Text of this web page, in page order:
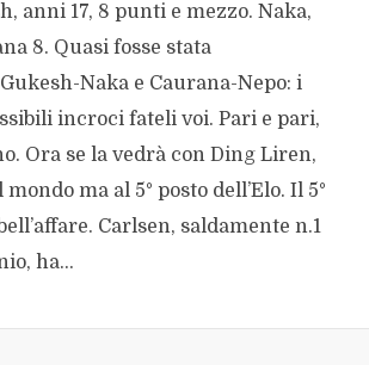
anni 17, 8 punti e mezzo. Naka,
8. Quasi fosse stata
Naka e Caurana-Nepo: i
incroci fateli voi. Pari e pari,
Ora se la vedrà con Ding Liren,
ma al 5° posto dell’Elo. Il 5°
Carlsen, saldamente n.1
ha...